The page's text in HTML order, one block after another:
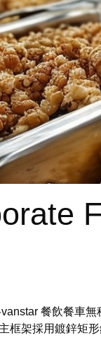
餐飲餐車
框架採用鍍鋅矩